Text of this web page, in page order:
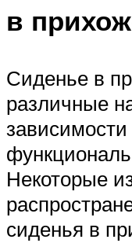
в
Сиденье в
различные
зависимости
Некоторые
сиденья в